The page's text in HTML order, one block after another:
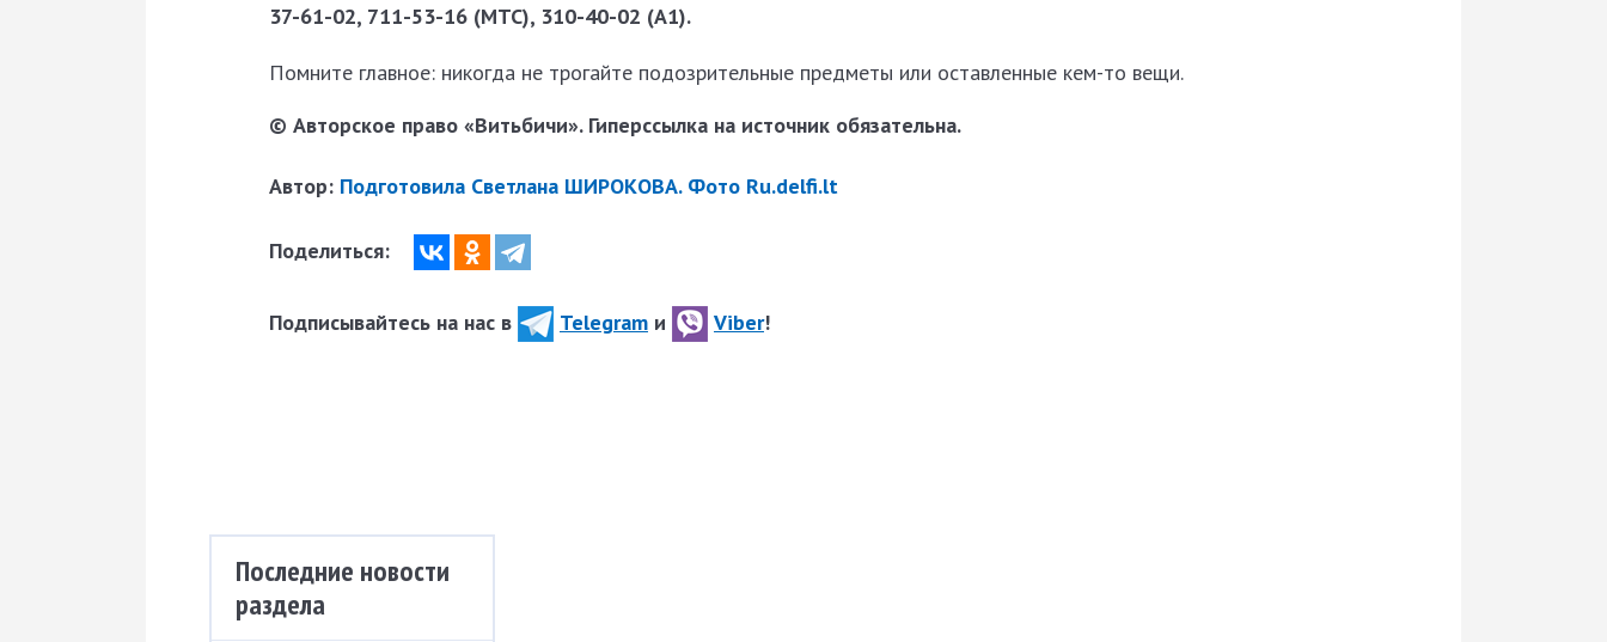
37-61-02, 711-53-16 (МТС), 310-40-02 (А1).
Помните главное: никогда не трогайте подозрительные предметы или оставленные кем-то вещи.
© Авторское право «Витьбичи». Гиперссылка на источник обязательна.
Автор: Подготовила Светлана ШИРОКОВА. Фото Ru.delfi.lt
Поделиться:
Подписывайтесь на нас в Telegram и Viber!
Последние новости
раздела